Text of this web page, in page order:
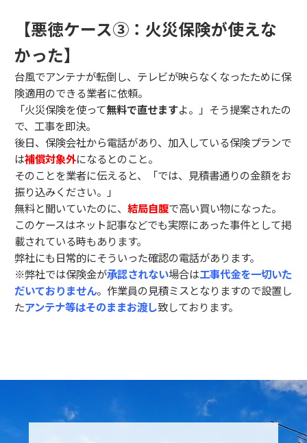
【悪徳ケース③：火災保険が使えな
かった】
台風でアンテナが転倒し、テレビが映らなくなったために保
険適用のできる業者に依頼。
「火災保険を使って無料で直せますよ。」そう提案されたの
で、工事を即決。
後日、保険会社から電話があり、加入している保険プランで
は補償対象外になるとのこと。
そのことを業者に伝えると、「では、見積書通りの金額をお
振り込みください。」
無料と聞いていたのに、 結局自腹で高い買い物になった。
このケースはネット記事などでも実際にあった事件として掲
載されている時もあります。
弊社にも日常的にそういった確認の電話があります。
※弊社では保険金が承認されない場合は工事代金を一切いた
だいておりません。作業員の見積ミスとなりますので設置し
たアンテナ等はそのままお渡し致しております。